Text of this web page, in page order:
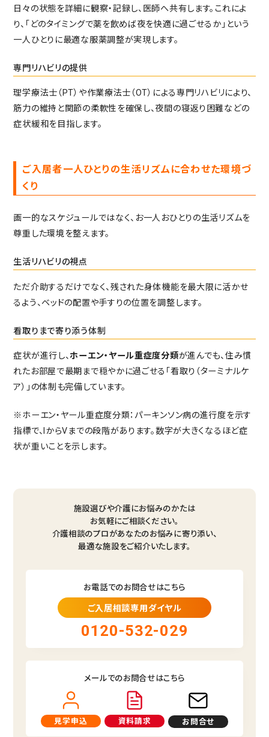
日々の状態を詳細に観察・記録し、医師へ共有します。これによ
り、「どのタイミングで薬を飲めば夜を快適に過ごせるか」という
一人ひとりに最適な服薬調整が実現します。
専門リハビリの提供
理学療法士（PT）や作業療法士（OT）による専門リハビリにより、
筋力の維持と関節の柔軟性を確保し、夜間の寝返り困難などの
症状緩和を目指します。
ご入居者一人ひとりの生活リズムに合わせた環境づ
くり
画一的なスケジュールではなく、お一人おひとりの生活リズムを
尊重した環境を整えます。
生活リハビリの視点
ただ介助するだけでなく、残された身体機能を最大限に活かせ
るよう、ベッドの配置や手すりの位置を調整します。
看取りまで寄り添う体制
症状が進行し、ホーエン・ヤール重症度分類が進んでも、住み慣
れたお部屋で最期まで穏やかに過ごせる「看取り（ターミナルケ
ア）」の体制も完備しています。
※ホーエン・ヤール重症度分類：パーキンソン病の進行度を示す
指標で、IからVまでの段階があります。数字が大きくなるほど症
状が重いことを示します。
施設選びや介護にお悩みのかたは
お気軽にご相談ください。
介護相談のプロがあなたのお悩みに寄り添い、
最適な施設をご紹介いたします。
お電話でのお問合せはこちら
ご入居相談専用ダイヤル
0120-532-029
メールでのお問合せはこちら
見学申込 資料請求 お問合せ